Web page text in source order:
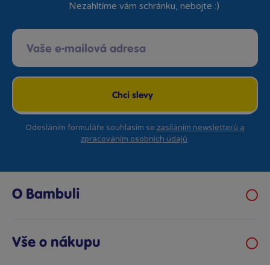
Nezahltíme vám schránku, nebojte :)
Chci slevy
Odesláním formuláře souhlasím se zasíláním newsletterů a
zpracováním osobních údajů.
O Bambuli
Prodejny Bambule
Vše o nákupu